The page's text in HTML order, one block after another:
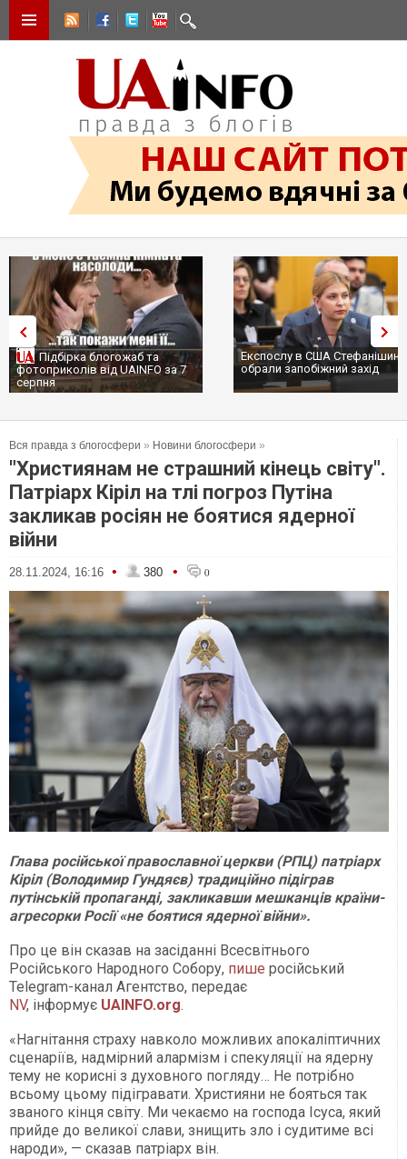
Підбірка блогожаб та
фотоприколів від UAINFO за 7
серпня
Експослу в США
обрали запобіжний захід
Вся правда з блогосфери » Новини блогосфери »
"Християнам не страшний кінець світу".
Патріарх Кіріл на тлі погроз Путіна
закликав росіян не боятися ядерної
війни
28.11.2024, 16:16 • 380 • 0
Глава російської православної церкви (РПЦ) патріарх
Кіріл (Володимир Гундяєв) традиційно підіграв
путінській пропаганді, закликавши мешканців країни-
агресорки Росії «не боятися ядерної війни».
Про це він сказав на засіданні Всесвітнього
Російського Народного Собору, пише російський
Telegram-канал Агентство, передає
NV, інформує UAINFO.org.
«Нагнітання страху навколо можливих апокаліптичних
сценаріїв, надмірний алармізм і спекуляції на ядерну
тему не корисні з духовного погляду… Не потрібно
всьому цьому підігравати. Християни не бояться так
званого кінця світу. Ми чекаємо на господа Ісуса, який
прийде до великої слави, знищить зло і судитиме всі
народи», — сказав патріарх він.